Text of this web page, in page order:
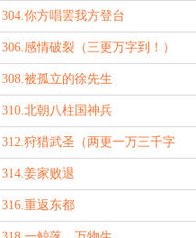
304.你方唱罢我方登台
306.感情破裂（三更万字到！）
308.被孤立的徐先生
310.北朝八柱国神兵
312.狩猎武圣（两更一万三千字
到！）
314.姜家败退
316.重返东都